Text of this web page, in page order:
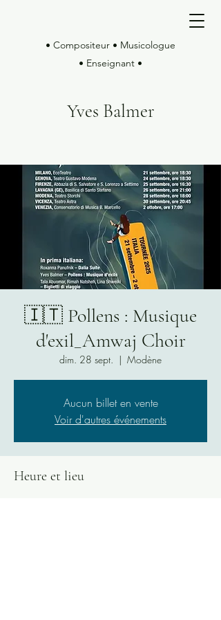
• Compositeur • Musicologue
• Enseignant •
Yves Balmer
🇮🇹 Pollens : Musique
d'exil_Amwaj Choir
dim. 28 sept.
  |
Modène
Aucun billet en vente
Voir d'autres événements
Heure et lieu